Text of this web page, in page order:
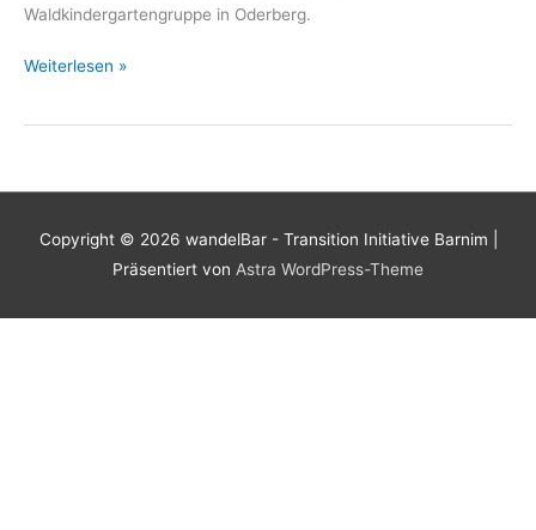
Waldkindergartengruppe in Oderberg.
wandelBar
Weiterlesen »
Copyright © 2026 wandelBar - Transition Initiative Barnim
Präsentiert von Astra WordPress-Theme